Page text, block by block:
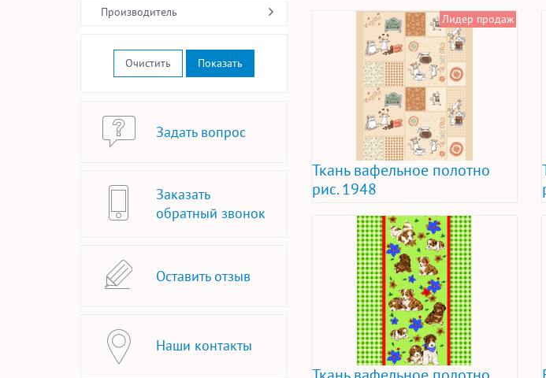
Лидер продаж
Ткань вафельное полотно
рис. 1948
Производитель
Очистить
Задать вопрос
Заказать
обратный звонок
Оставить отзыв
Наши контакты